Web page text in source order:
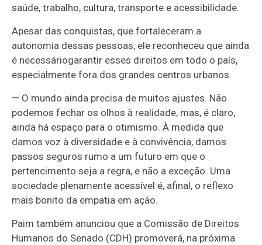
saúde, trabalho, cultura, transporte e acessibilidade.
Apesar das conquistas, que fortaleceram a
autonomia dessas pessoas, ele reconheceu que ainda
é necessáriogarantir esses direitos em todo o país,
especialmente fora dos grandes centros urbanos.
— O mundo ainda precisa de muitos ajustes. Não
podemos fechar os olhos à realidade, mas, é claro,
ainda há espaço para o otimismo. À medida que
damos voz à diversidade e à convivência, damos
passos seguros rumo a um futuro em que o
pertencimento seja a regra, e não a exceção. Uma
sociedade plenamente acessível é, afinal, o reflexo
mais bonito da empatia em ação.
Paim também anunciou que a Comissão de Direitos
Humanos do Senado (CDH) promoverá, na próxima